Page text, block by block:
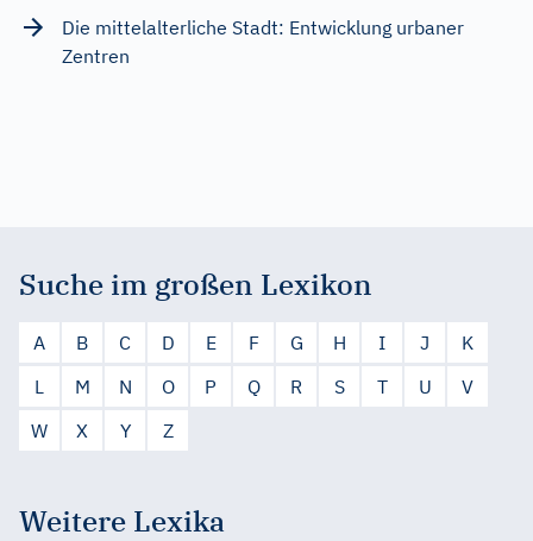
Die mittelalterliche Stadt: Entwicklung urbaner
Zentren
Suche im großen Lexikon
A B C D E F G H I J
K
L
M N O P Q R S T U
V
W
X Y Z
Weitere Lexika